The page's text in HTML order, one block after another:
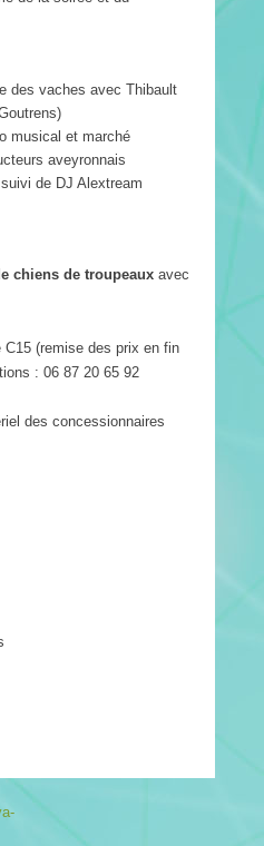
des vaches avec Thibault
musical et marché
aveyronnais
de DJ Alextream
chiens de troupeaux avec
C15 (remise des prix en fin
: 06 87 20 65 92
des concessionnaires